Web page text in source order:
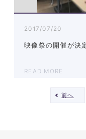
2017/07/20
映像祭の開催が決
READ MORE
前へ